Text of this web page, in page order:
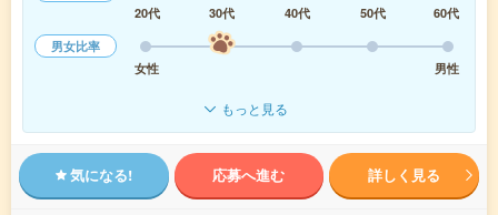
20代
30代 40代 50代
60代
男女比率
女性
男性
もっと見る
気になる! 応募へ進む 詳しく見る